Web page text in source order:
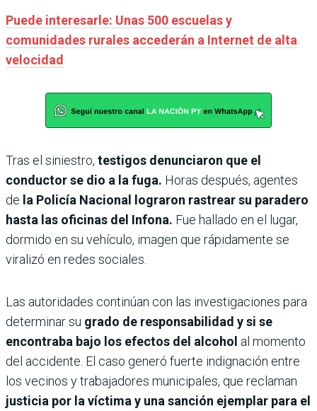
Puede interesarle: Unas 500 escuelas y
comunidades rurales accederán a Internet de alta
velocidad
Tras el siniestro, testigos denunciaron que el
conductor se dio a la fuga. Horas después, agentes
de la Policía Nacional lograron rastrear su paradero
hasta las oficinas del Infona. Fue hallado en el lugar,
dormido en su vehículo, imagen que rápidamente se
viralizó en redes sociales.
Las autoridades continúan con las investigaciones para
determinar su grado de responsabilidad y si se
encontraba bajo los efectos del alcohol al momento
del accidente. El caso generó fuerte indignación entre
los vecinos y trabajadores municipales, que reclaman
justicia por la víctima y una sanción ejemplar para el